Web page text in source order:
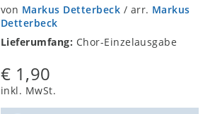
von Markus Detterbeck / arr. Markus
Detterbeck
Lieferumfang: Chor-Einzelausgabe
€ 1,90
inkl. MwSt.